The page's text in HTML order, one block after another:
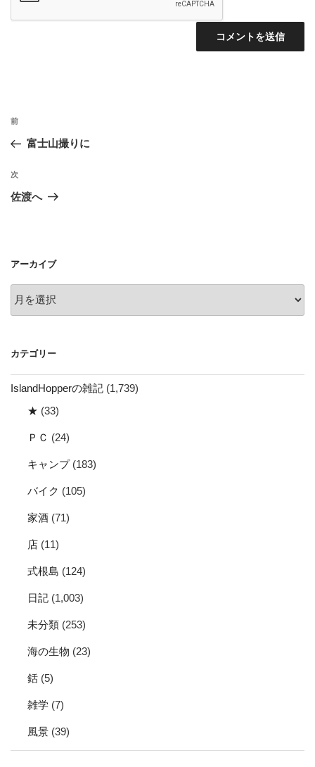
投
ナ
ビ
ゲ
ン
前
の
稿
前
富士山撮りに
次
の
次
佐渡へ
アーカイブ
ー
ブ
カテゴリー
IslandHopperの雑記 (1,739)
★ (33)
ＰＣ (24)
キャンプ(183)
バイク (105)
家酒 (71)
店 (11)
式根島 (124)
日記 (1,003)
未分類 (253)
海の生物 (23)
銛 (5)
雑学 (7)
風景 (39)